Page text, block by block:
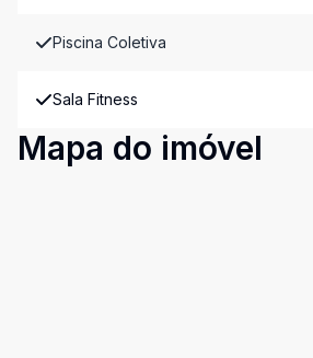
Piscina Coletiva
Sala Fitness
Mapa do imóvel